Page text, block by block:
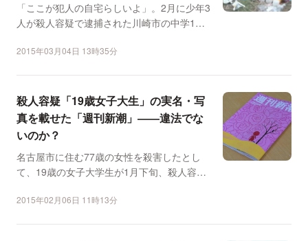
「ここが犯人の自宅らしいよ」。2月に少年3
人が殺人容疑で逮捕された川崎市の中学1年
2015年03月04日 13時35分
殺人容疑「19歳女子大生」の実名・写
真を載せた「週刊新潮」――違法でな
いのか？
名古屋市に住む77歳の女性を殺害したとし
て、19歳の女子大学生が1月下旬、殺人容疑
2015年02月06日 11時13分